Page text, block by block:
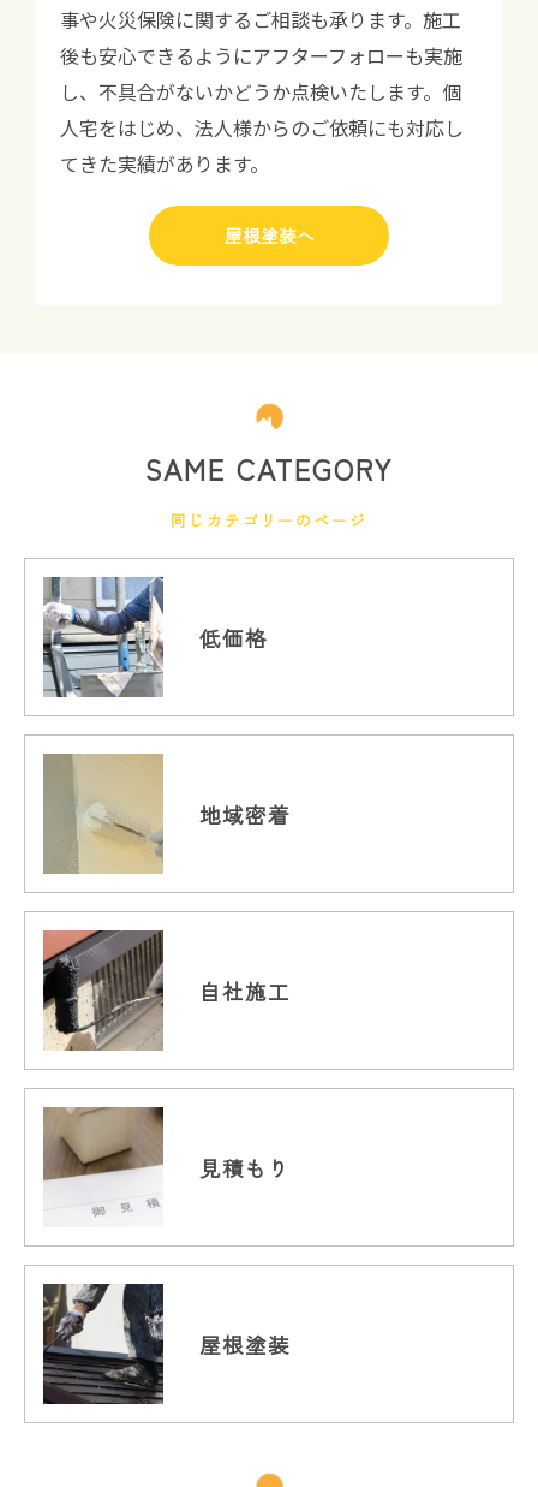
事や火災保険に関するご相談も承ります。施工
後も安心できるようにアフターフォローも実施
し、不具合がないかどうか点検いたします。個
人宅をはじめ、法人様からのご依頼にも対応し
てきた実績があります。
屋根塗装へ
同じカテゴリーのページ
SAME CATEGORY
低価格
地域密着
自社施工
見積もり
屋根塗装